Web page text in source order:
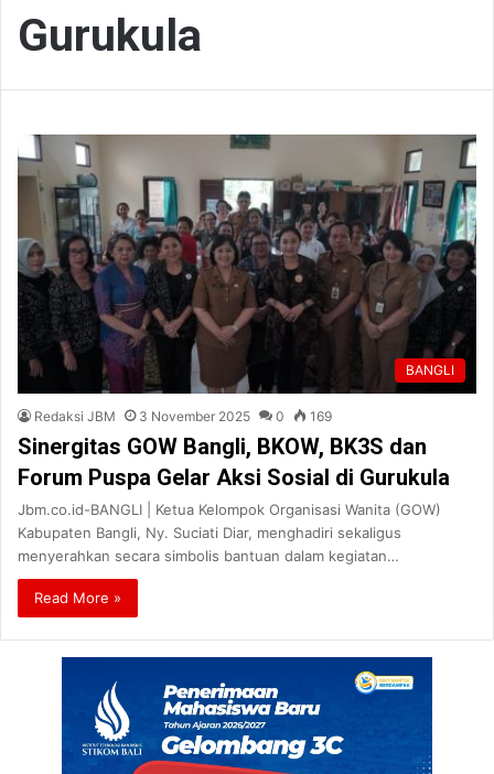
Gurukula
BANGLI
Redaksi JBM 3 November 2025 0 169
Sinergitas GOW Bangli, BKOW, BK3S dan
Forum Puspa Gelar Aksi Sosial di Gurukula
Jbm.co.id-BANGLI | Ketua Kelompok Organisasi Wanita (GOW)
Kabupaten Bangli, Ny. Suciati Diar, menghadiri sekaligus
menyerahkan secara simbolis bantuan dalam kegiatan…
Read More »